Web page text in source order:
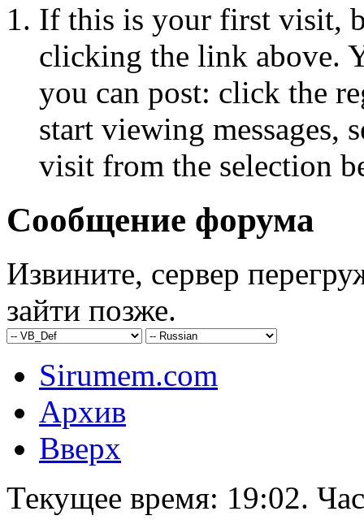
If this is your first visit,
clicking the link above.
you can post: click the
start viewing messages,
visit from the selection
Сообщение форума
Извините, сервер
зайти позже.
Sirumem.com
Архив
Вверх
Текущее время: 19:02.